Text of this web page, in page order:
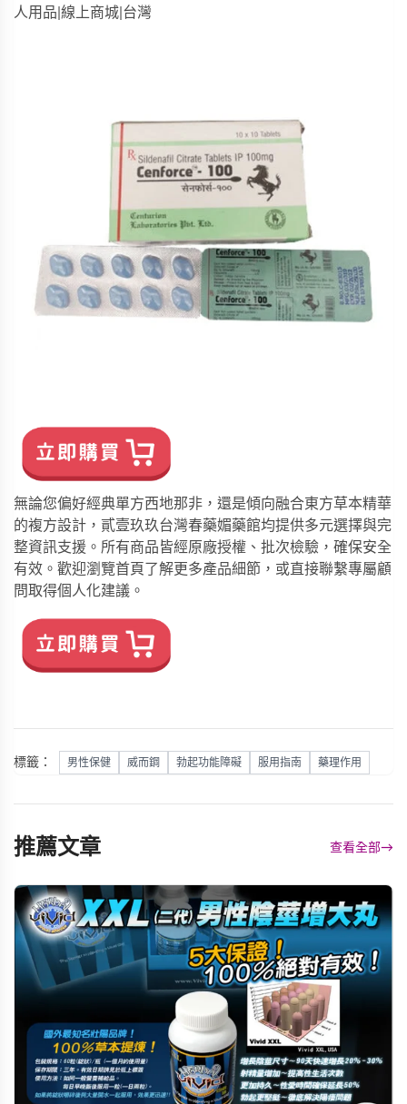
人用品|線上商城|台灣
無論您偏好經典單方西地那非，還是傾向融合東方草本精華
的複方設計，貳壹玖玖台灣春藥媚藥館均提供多元選擇與完
整資訊支援。所有商品皆經原廠授權、批次檢驗，確保安全
有效。歡迎瀏覽首頁 了解更多產品細節，或直接聯繫專屬顧
問取得個人化建議。
標籤： 男性保健 威而鋼 勃起功能障礙 服用指南 藥理作用
推薦文章 查看全部→